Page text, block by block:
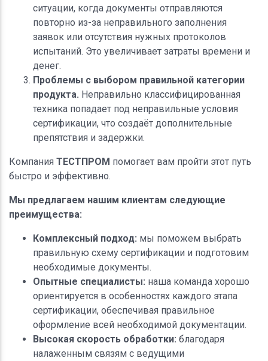
ситуации, когда документы отправляются
повторно из-за неправильного заполнения
заявок или отсутствия нужных протоколов
испытаний. Это увеличивает затраты времени и
денег.
Проблемы с выбором правильной категории
продукта. Неправильно классифицированная
техника попадает под неправильные условия
сертификации, что создаёт дополнительные
препятствия и задержки.
Компания ТЕСТПРОМ помогает вам пройти этот путь
быстро и эффективно.
Мы предлагаем нашим клиентам следующие
преимущества:
Комплексный подход: мы поможем выбрать
правильную схему сертификации и подготовим
необходимые документы.
Опытные специалисты: наша команда хорошо
ориентируется в особенностях каждого этапа
сертификации, обеспечивая правильное
оформление всей необходимой документации.
Высокая скорость обработки: благодаря
налаженным связям с ведущими